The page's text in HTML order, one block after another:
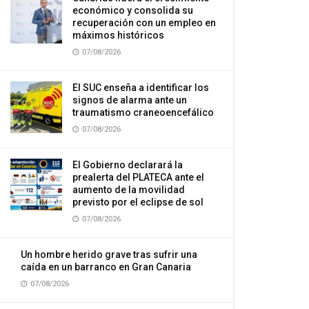
económico y consolida su
recuperación con un empleo en
máximos históricos
07/08/2026
El SUC enseña a identificar los
signos de alarma ante un
traumatismo craneoencefálico
07/08/2026
El Gobierno declarará la
prealerta del PLATECA ante el
aumento de la movilidad
previsto por el eclipse de sol
07/08/2026
Un hombre herido grave tras sufrir una
caída en un barranco en Gran Canaria
07/08/2026